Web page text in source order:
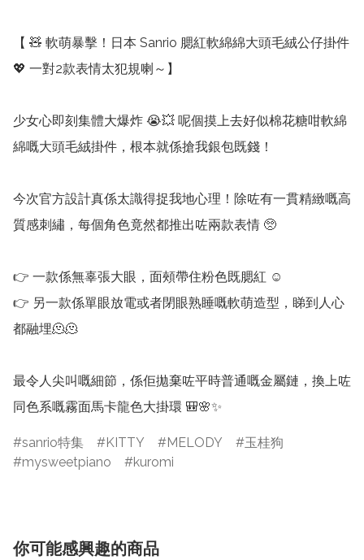
【 🧸 軟萌暴擊！日本 Sanrio 腮紅軟綿綿大頭毛絨公仔掛件
💖 一對2款表情太犯規喇～】
少女心即刻集體大爆炸 😭💥 呢個摸上去好似棉花糖咁軟綿
綿嘅大頭毛絨掛件，根本就係搶我銀包既錢！
今次官方設計真係太識得捉我地心理！除咗有一貫精緻嘅高
質感刺繡，每個角色竟然都推出咗兩款表情 🥺
👉 一款係無辜張大眼，面頰帶住粉色既腮紅 ☺️
👉 另一款係單眼放電或者閉眼熟睡嘅軟萌造型，睇到人心
都融埋🫠🫠
最令人尖叫嘅細節，係佢拋棄咗平時普通嘅金屬鏈，換上咗
同色系嘅霧面馬卡龍色大掛環 🎒🌸✨
sanrio特集 KITTY MELODY
玉桂狗
mysweetpiano
kuromi
你可能感興趣的商品